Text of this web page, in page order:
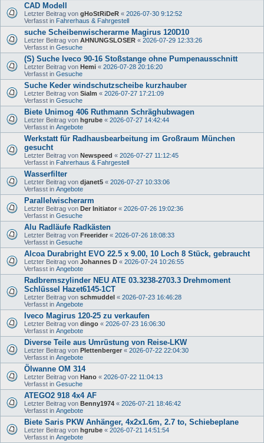
CAD Modell
Letzter Beitrag von gHoStRiDeR « 2026-07-30 9:12:52
Verfasst in Fahrerhaus & Fahrgestell
suche Scheibenwischerarme Magirus 120D10
Letzter Beitrag von AHNUNGSLOSER « 2026-07-29 12:33:26
Verfasst in Gesuche
(S) Suche Iveco 90-16 Stoßstange ohne Pumpenausschnitt
Letzter Beitrag von Hemi « 2026-07-28 20:16:20
Verfasst in Gesuche
Suche Keder windschutzscheibe kurzhauber
Letzter Beitrag von Sialm « 2026-07-27 17:21:09
Verfasst in Gesuche
Biete Unimog 406 Ruthmann Schräghubwagen
Letzter Beitrag von hgrube « 2026-07-27 14:42:44
Verfasst in Angebote
Werkstatt für Radhausbearbeitung im Großraum München
gesucht
Letzter Beitrag von Newspeed « 2026-07-27 11:12:45
Verfasst in Fahrerhaus & Fahrgestell
Wasserfilter
Letzter Beitrag von djanet5 « 2026-07-27 10:33:06
Verfasst in Angebote
Parallelwischerarm
Letzter Beitrag von Der Initiator « 2026-07-26 19:02:36
Verfasst in Gesuche
Alu Radläufe Radkästen
Letzter Beitrag von Freerider « 2026-07-26 18:08:33
Verfasst in Gesuche
Alcoa Durabright EVO 22.5 x 9.00, 10 Loch 8 Stück, gebraucht
Letzter Beitrag von Johannes D « 2026-07-24 10:26:55
Verfasst in Angebote
Radbremszylinder NEU ATE 03.3238-2703.3 Drehmoment
Schlüssel Hazet6145-1CT
Letzter Beitrag von schmuddel « 2026-07-23 16:46:28
Verfasst in Angebote
Iveco Magirus 120-25 zu verkaufen
Letzter Beitrag von dingo « 2026-07-23 16:06:30
Verfasst in Angebote
Diverse Teile aus Umrüstung von Reise-LKW
Letzter Beitrag von Plettenberger « 2026-07-22 22:04:30
Verfasst in Angebote
Ölwanne OM 314
Letzter Beitrag von Hano « 2026-07-22 11:04:13
Verfasst in Gesuche
ATEGO2 918 4x4 AF
Letzter Beitrag von Benny1974 « 2026-07-21 18:46:42
Verfasst in Angebote
Biete Saris PKW Anhänger, 4x2x1.6m, 2.7 to, Schiebeplane
Letzter Beitrag von hgrube « 2026-07-21 14:51:54
Verfasst in Angebote